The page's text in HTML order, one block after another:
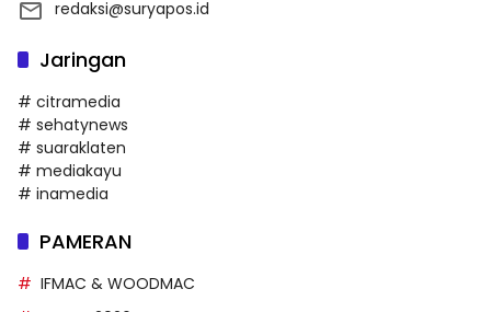
redaksi@suryapos.id
Jaringan
# citramedia
# sehatynews
# suaraklaten
# mediakayu
# inamedia
PAMERAN
IFMAC & WOODMAC